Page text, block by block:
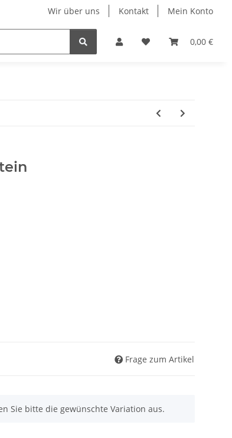
Wir über uns Kontakt Mein Konto
0,00 €
Hundehalsbänder Ketten & Colliers
Frage zum Artikel
Sie bitte die gewünschte Variation aus.